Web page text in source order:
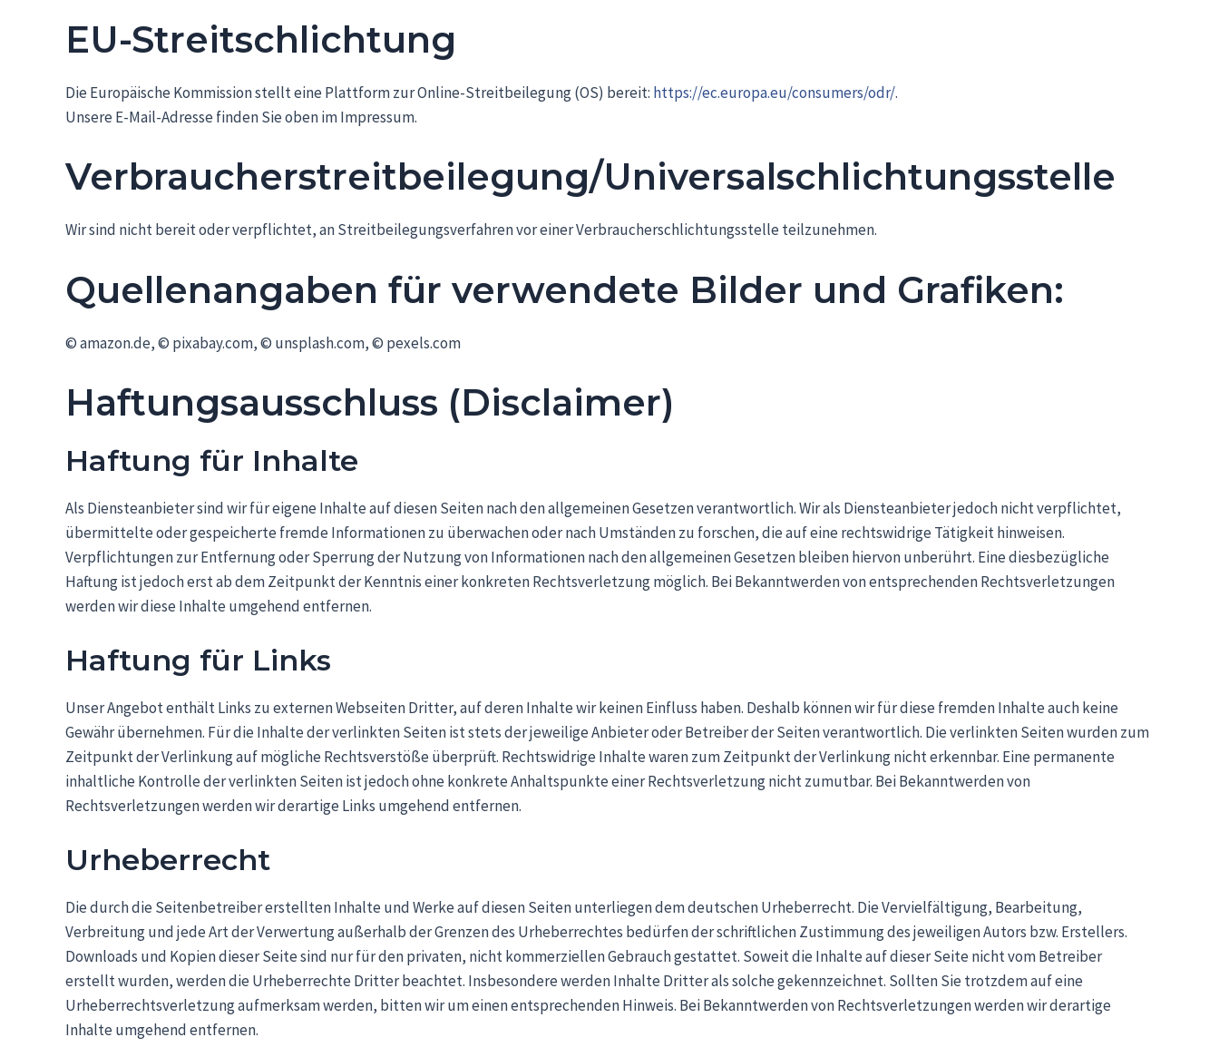
EU-Streitschlichtung
Die Europäische Kommission stellt eine Plattform zur Online-Streitbeilegung (OS) bereit: https://ec.europa.eu/consumers/odr/.
Unsere E-Mail-Adresse finden Sie oben im Impressum.
Verbraucher­streit­beilegung/Universal­schlichtungs­stelle
Wir sind nicht bereit oder verpflichtet, an Streitbeilegungsverfahren vor einer Verbraucherschlichtungsstelle teilzunehmen.
Quellenangaben für verwendete Bilder und Grafiken:
© amazon.de, © pixabay.com, © unsplash.com, © pexels.com
Haftungsausschluss (Disclaimer)
Haftung für Inhalte
Als Diensteanbieter sind wir für eigene Inhalte auf diesen Seiten nach den allgemeinen Gesetzen verantwortlich. Wir als Diensteanbieter jedoch nicht verpflichtet,
übermittelte oder gespeicherte fremde Informationen zu überwachen oder nach Umständen zu forschen, die auf eine rechtswidrige Tätigkeit hinweisen.
Verpflichtungen zur Entfernung oder Sperrung der Nutzung von Informationen nach den allgemeinen Gesetzen bleiben hiervon unberührt. Eine diesbezügliche
Haftung ist jedoch erst ab dem Zeitpunkt der Kenntnis einer konkreten Rechtsverletzung möglich. Bei Bekanntwerden von entsprechenden Rechtsverletzungen
werden wir diese Inhalte umgehend entfernen.
Haftung für Links
Unser Angebot enthält Links zu externen Webseiten Dritter, auf deren Inhalte wir keinen Einfluss haben. Deshalb können wir für diese fremden Inhalte auch keine
Gewähr übernehmen. Für die Inhalte der verlinkten Seiten ist stets der jeweilige Anbieter oder Betreiber der Seiten verantwortlich. Die verlinkten Seiten wurden zum
Zeitpunkt der Verlinkung auf mögliche Rechtsverstöße überprüft. Rechtswidrige Inhalte waren zum Zeitpunkt der Verlinkung nicht erkennbar. Eine permanente
inhaltliche Kontrolle der verlinkten Seiten ist jedoch ohne konkrete Anhaltspunkte einer Rechtsverletzung nicht zumutbar. Bei Bekanntwerden von
Rechtsverletzungen werden wir derartige Links umgehend entfernen.
Urheberrecht
Die durch die Seitenbetreiber erstellten Inhalte und Werke auf diesen Seiten unterliegen dem deutschen Urheberrecht. Die Vervielfältigung, Bearbeitung,
Verbreitung und jede Art der Verwertung außerhalb der Grenzen des Urheberrechtes bedürfen der schriftlichen Zustimmung des jeweiligen Autors bzw. Erstellers.
Downloads und Kopien dieser Seite sind nur für den privaten, nicht kommerziellen Gebrauch gestattet. Soweit die Inhalte auf dieser Seite nicht vom Betreiber
erstellt wurden, werden die Urheberrechte Dritter beachtet. Insbesondere werden Inhalte Dritter als solche gekennzeichnet. Sollten Sie trotzdem auf eine
Urheberrechtsverletzung aufmerksam werden, bitten wir um einen entsprechenden Hinweis. Bei Bekanntwerden von Rechtsverletzungen werden wir derartige
Inhalte umgehend entfernen.